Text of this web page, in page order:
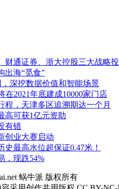
财通证券、浙大控股三大战略
出海“觅食”
深挖数据价值和智能场景
在2021年底建成10000家门店
程，天津多区追溯期达一个月
可获1亿元资助
有错
创业大赛启动
最高水位超保证0.47米！
，现跌54%
蜗牛派 版权所有